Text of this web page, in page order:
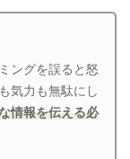
ングを誤ると怒
気力も無駄にし
情報を伝える必